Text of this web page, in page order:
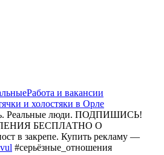
Работа и вакансии
и холостяки в Орле
Реальные люди. ПОДПИШИСЬ!
БЕСПЛАТНО О
в закрепе. Купить рекламу —
#серьёзные_отношения